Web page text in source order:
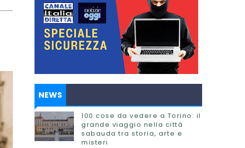
NEWS
100 cose da vedere a Torino: il
grande viaggio nella città
sabauda tra storia, arte e
misteri